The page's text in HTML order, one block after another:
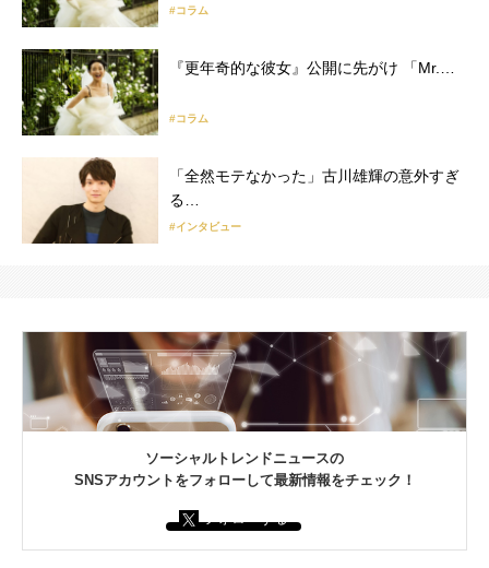
#コラム
『更年奇的な彼女』公開に先がけ 「Mr.…
#コラム
「全然モテなかった」古川雄輝の意外すぎ
る…
#インタビュー
ソーシャルトレンドニュースの
SNSアカウントをフォローして最新情報をチェック！